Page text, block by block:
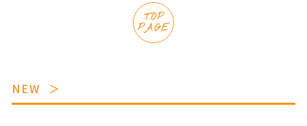
TOP
PAGE
NEW